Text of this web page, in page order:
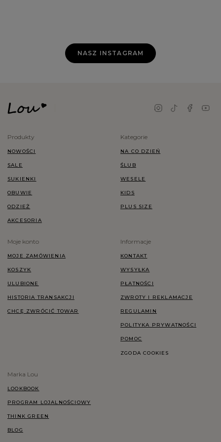
NASZ INSTAGRAM
Produkty
NOWOŚCI
SALE
SUKIENKI
OBUWIE
ODZIEŻ
AKCESORIA
Kategorie
NA CO DZIEŃ
ŚLUB
WESELE
KIDS
PLUS SIZE
Moje konto
MOJE ZAMÓWIENIA
KOSZYK
ULUBIONE
HISTORIA TRANSAKCJI
CHCĘ ZWRÓCIĆ TOWAR
Informacje
KONTAKT
WYSYŁKA
PŁATNOŚCI
ZWROTY I REKLAMACJE
REGULAMIN
POLITYKA PRYWATNOŚCI
POMOC
ZGODA COOKIES
Marka Lou
LOOKBOOK
PROGRAM LOJALNOŚCIOWY
THINK GREEN
BLOG